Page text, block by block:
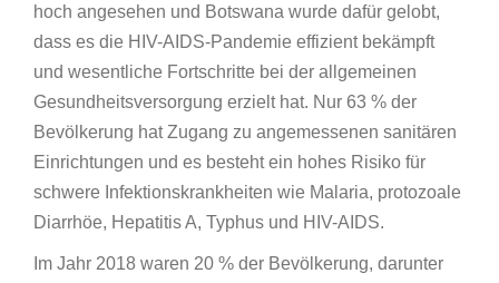
hoch angesehen und Botswana wurde dafür gelobt,
dass es die HIV-AIDS-Pandemie effizient bekämpft
und wesentliche Fortschritte bei der allgemeinen
Gesundheitsversorgung erzielt hat. Nur 63 % der
Bevölkerung hat Zugang zu angemessenen sanitären
Einrichtungen und es besteht ein hohes Risiko für
schwere Infektionskrankheiten wie Malaria, protozoale
Diarrhöe, Hepatitis A, Typhus und HIV-AIDS.
Im Jahr 2018 waren 20 % der Bevölkerung, darunter